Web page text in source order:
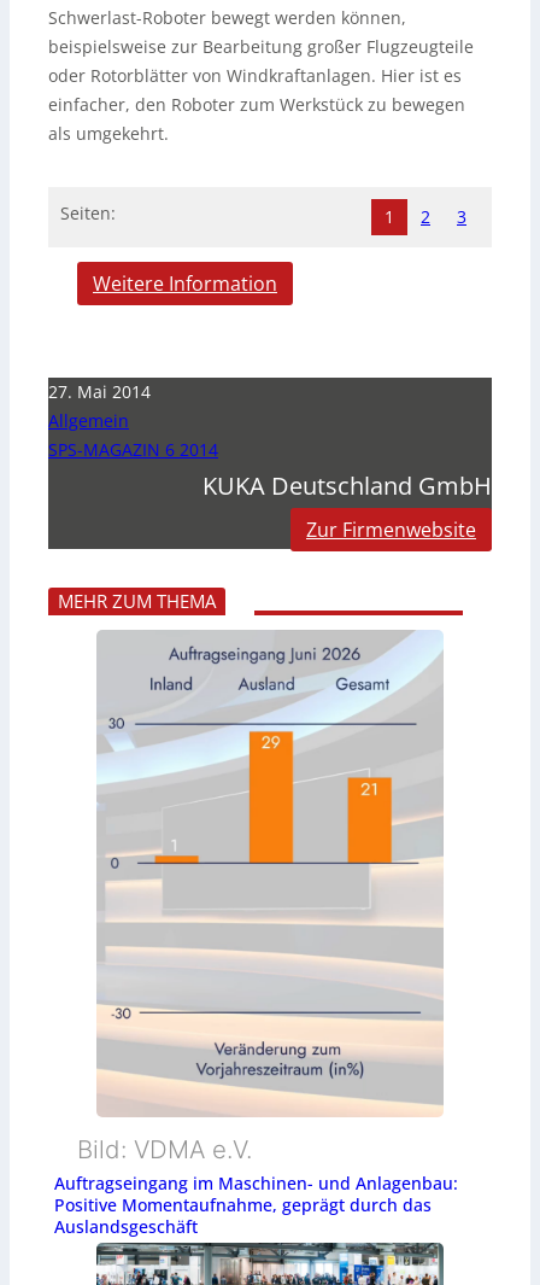
Schwerlast-Roboter bewegt werden können,
beispielsweise zur Bearbeitung großer Flugzeugteile
oder Rotorblätter von Windkraftanlagen. Hier ist es
einfacher, den Roboter zum Werkstück zu bewegen
als umgekehrt.
Seiten: 1 2 3
Weitere Information
27. Mai 2014
Allgemein
SPS-MAGAZIN 6 2014
KUKA Deutschland GmbH
Zur Firmenwebsite
MEHR ZUM THEMA
Bild: VDMA e.V.
Auftragseingang im Maschinen- und Anlagenbau:
Positive Momentaufnahme, geprägt durch das
Auslandsgeschäft